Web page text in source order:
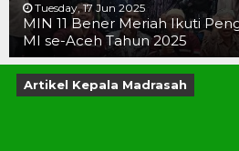
Tuesday, 17 Jun 2025
MIN 11 Bener Meriah Ikuti
MI se-Aceh Tahun 2025
Artikel Kepala Madrasah